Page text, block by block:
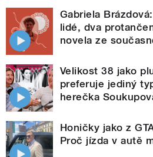
Gabriela
lidé, dva
novela ze
Velikost 38 jako
preferuje jediný
herečka
Honičky jako z
Proč jízda v autě